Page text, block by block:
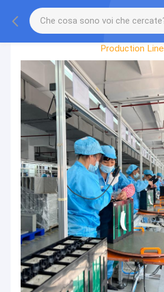
Factory Tour
Production Line